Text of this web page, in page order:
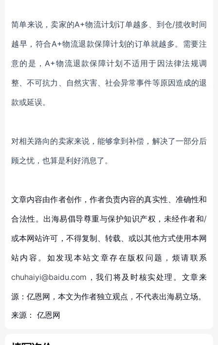
简单来说，卖家的A+物流计划订单越多、到仓/揽收时间
越早，符合A+物流退款保障计划的订单就越多。需要注
意的是，A+物流退款保障计划不适用于因法律法规调
整、不可抗力、自然灾害、社会异常事件等原因造成的退
款或延误。
对相关路向的卖家来说，能够拿到补偿，解决了一部分后
顾之忧，也算是利好消息了。
文章内容由作者创作，作者负责内容的真实性、准确性和
合法性。出海易倡导尊重与保护知识产权，未经作者和/
或本网站许可，不得复制、转载、或以其他方式使用本网
站内容。如发现本站文章存在版权问题，烦请联系
chuhaiyi@baidu.com，我们将及时核实处理。文章来
源：亿恩网，本文为作者独立观点，不代表出海易立场。
来源： 亿恩网